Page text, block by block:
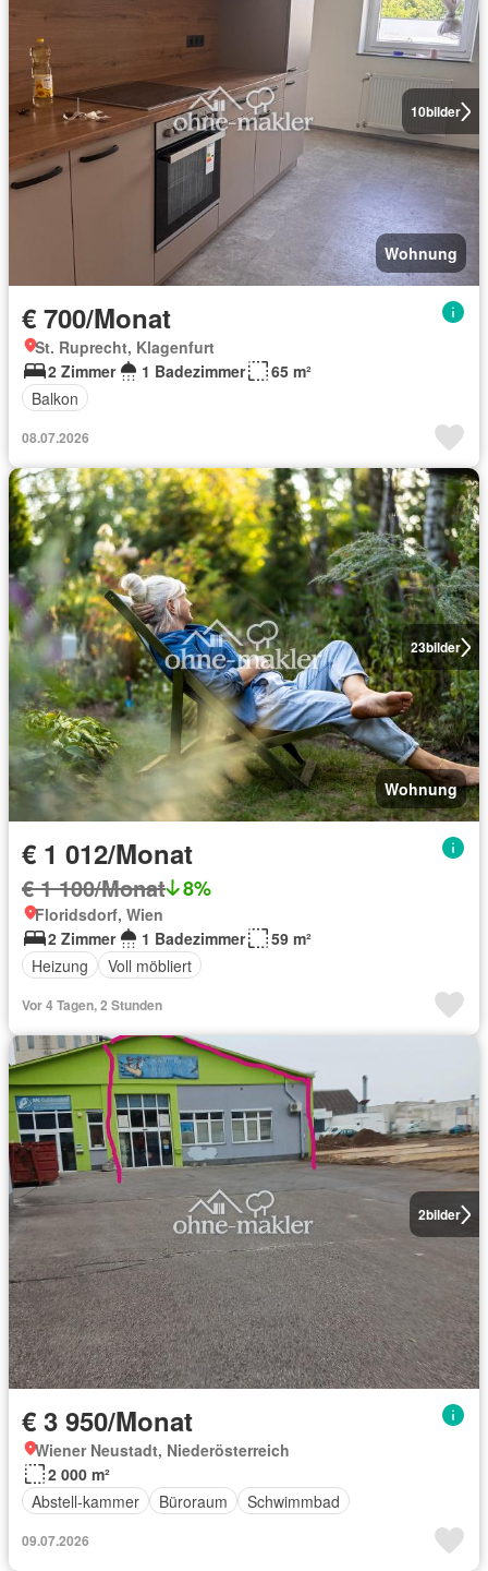
10bilder
Wohnung
€ 700/Monat
St. Ruprecht, Klagenfurt
2 Zimmer
1 Badezimmer
65 m²
Balkon
08.07.2026
23bilder
Wohnung
€ 1 012/Monat
€ 1 100/Monat 8%
Floridsdorf, Wien
2 Zimmer
1 Badezimmer
59 m²
Heizung
Voll möbliert
Vor 4 Tagen, 2 Stunden
2bilder
€ 3 950/Monat
Wiener Neustadt, Niederösterreich
2 000 m²
Abstell-kammer
Büroraum Schwimmbad
09.07.2026